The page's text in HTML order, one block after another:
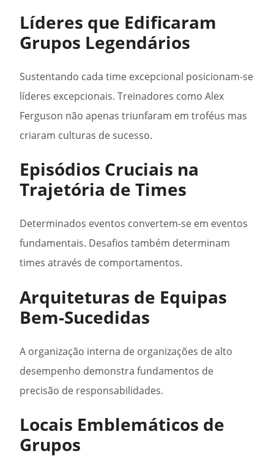
Líderes que Edificaram
Grupos Legendários
Sustentando cada time excepcional posicionam-se
líderes excepcionais. Treinadores como Alex
Ferguson não apenas triunfaram em troféus mas
criaram culturas de sucesso.
Episódios Cruciais na
Trajetória de Times
Determinados eventos convertem-se em eventos
fundamentais. Desafios também determinam
times através de comportamentos.
Arquiteturas de Equipas
Bem-Sucedidas
A organização interna de organizações de alto
desempenho demonstra fundamentos de
precisão de responsabilidades.
Locais Emblemáticos de
Grupos